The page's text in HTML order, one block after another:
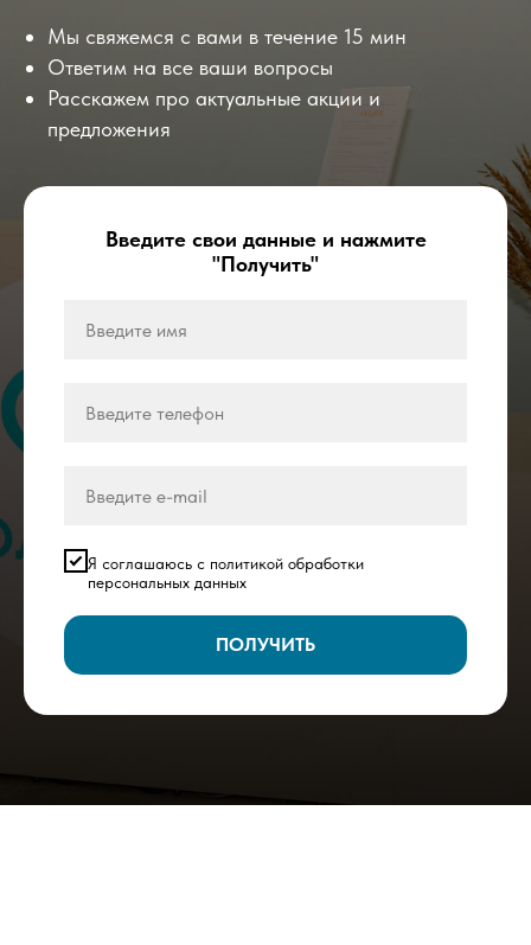
Мы свяжемся с вами в течение 15 мин
Ответим на все ваши вопросы
Расскажем про актуальные акции и
предложения
Введите свои данные и нажмите
"Получить"
Я соглашаюсь с политикой обработки
персональных данных
ПОЛУЧИТЬ